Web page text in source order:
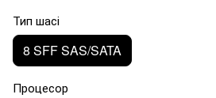
Тип шасі
8 SFF SAS/SATA
Процесор